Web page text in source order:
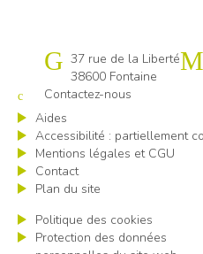
Cap emploi 38
37 rue de la Liberté
38600 Fontaine
Contactez-nous
Aides
Accessibilité : partiellement
Mentions légales et CGU
Contact
Plan du site
Politique des cookies
Protection des données